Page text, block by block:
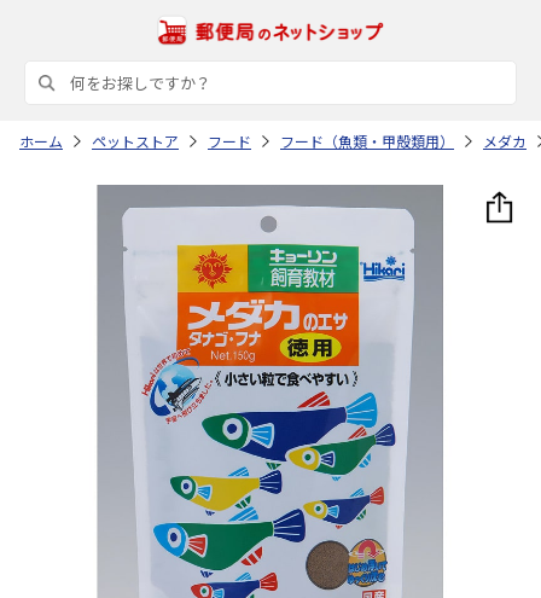
ホーム ペットストア フード フード（魚類・甲殻類用） メダカ